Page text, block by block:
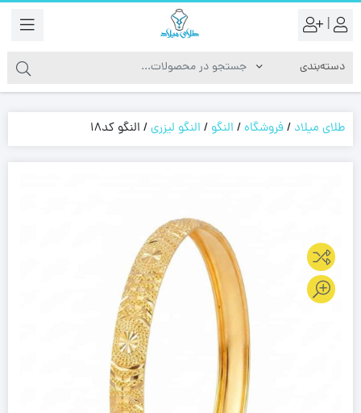
|
طلای میلاد /فروشگاه/ النگو / النگو لیزری/ النگو کد18